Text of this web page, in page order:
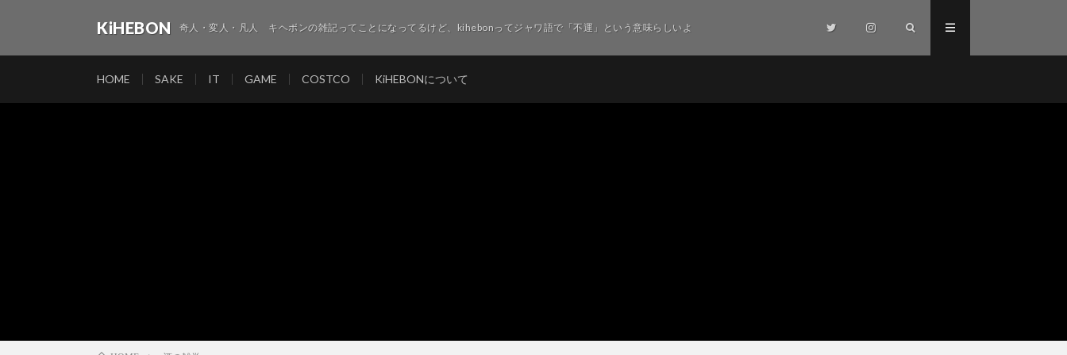
KiHEBON 奇人・変人・凡人 キヘボンの雑記ってことになってるけど、kihebonってジャワ語で「不運」という意味らしいよ
HOME SAKE IT GAME COSTCO KiHEBONについて